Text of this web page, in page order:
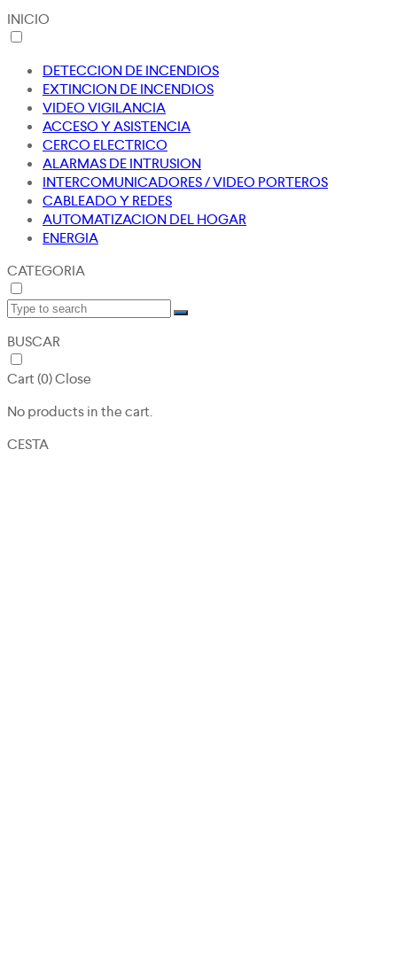
INICIO
DETECCION DE INCENDIOS
EXTINCION DE INCENDIOS
VIDEO VIGILANCIA
ACCESO Y ASISTENCIA
CERCO ELECTRICO
ALARMAS DE INTRUSION
INTERCOMUNICADORES / VIDEO PORTEROS
CABLEADO Y REDES
AUTOMATIZACION DEL HOGAR
ENERGIA
CATEGORIA
BUSCAR
Cart (0)Close
No products in the cart.
CESTA